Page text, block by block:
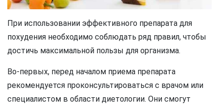
При использовании эффективного препарата для
похудения необходимо соблюдать ряд правил, чтобы
достичь максимальной пользы для организма.
Во-первых, перед началом приема препарата
рекомендуется проконсультироваться с врачом или
специалистом в области диетологии. Они смогут